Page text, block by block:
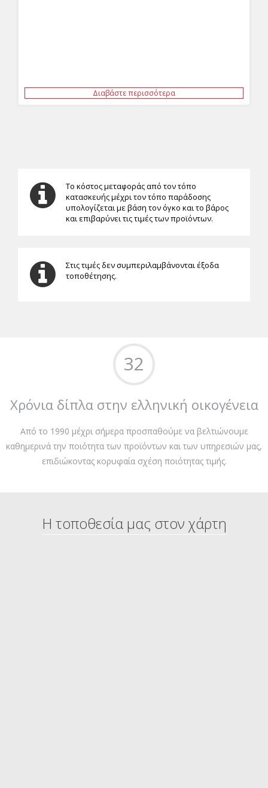
Διαβάστε περισσότερα
Το κόστος μεταφοράς από τον τόπο
κατασκευής μέχρι τον τόπο παράδοσης
υπολογίζεται με βάση τον όγκο και το βάρος
και επιβαρύνει τις τιμές των προϊόντων.
Στις τιμές δεν συμπεριλαμβάνονται έξοδα
τοποθέτησης.
32
Χρόνια δίπλα στην ελληνική οικογένεια
Από το 1990 μέχρι σήμερα προσπαθούμε να βελτιώνουμε
καθημερινά την ποιότητα των προϊόντων και των υπηρεσιών μας,
επιδιώκοντας κορυφαία σχέση ποιότητας τιμής.
Η τοποθεσία μας στον χάρτη